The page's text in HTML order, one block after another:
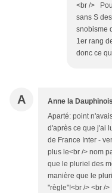
<br />
sans S
snobisme
1er rang
donc ce
A Anne la
Aparté: point
d'après ce que j'ai
de France Inter -
plus le<br /> nom
que le pluriel des
manière que le
"règle"!<br /> <br /